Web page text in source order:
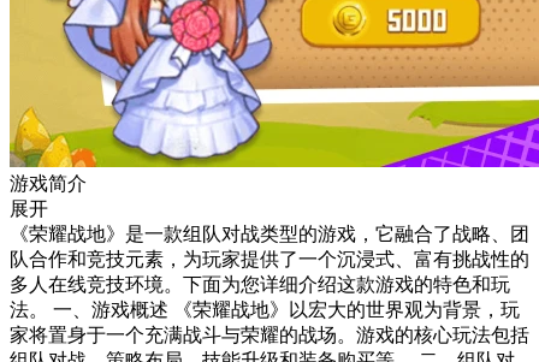
游戏简介
展开
《荣耀战地》是一款组队对战类型的游戏，它融合了战略、团
队合作和竞技元素，为玩家提供了一个沉浸式、富有挑战性的
多人在线竞技环境。下面为您详细介绍这款游戏的特色和玩
法。 一、游戏概述 《荣耀战地》以宏大的世界观为背景，玩
家将置身于一个充满战斗与荣耀的战场。游戏的核心玩法包括